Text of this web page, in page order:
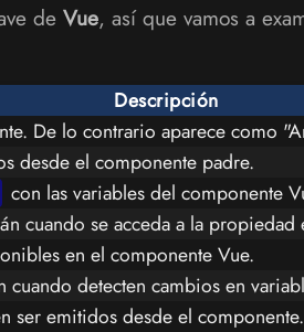
de Vue, así que vamos a
Descripción
De lo contrario aparece como
desde el componente padre.
con las variables del componente
cuando se acceda a la propiedad
en el componente Vue.
cuando detecten cambios en
ser emitidos desde el componente.